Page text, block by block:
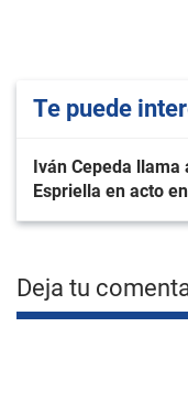
Te puede
Iván Cepeda llama
Espriella en acto
Deja tu